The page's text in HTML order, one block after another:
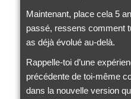
Maintenant, place cela 5
passé, ressens comment
as déjà évolué au-delà.
Rappelle-toi d’une
précédente de toi-même
dans la nouvelle version